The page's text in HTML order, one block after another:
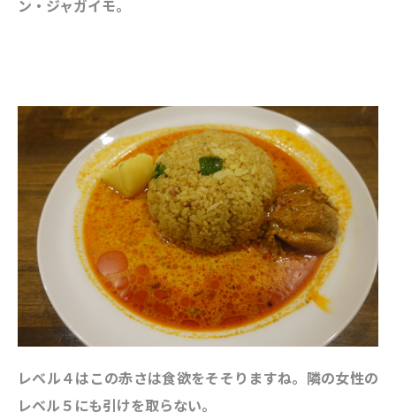
ン・ジャガイモ。
レベル４はこの赤さは食欲をそそりますね。隣の女性の
レベル５にも引けを取らない。